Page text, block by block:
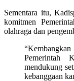
Sementara itu,
komitmen
olahraga dan
Pemerintah
mendukung
kebanggaan